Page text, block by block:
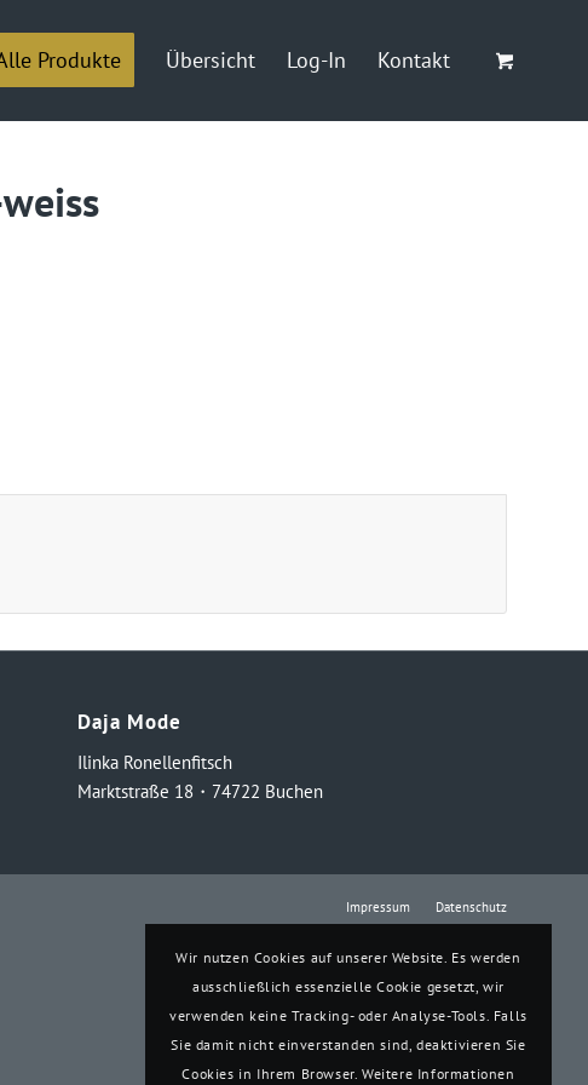
Produkte Übersicht Log-In Kontakt
Daja Mode
Ilinka Ronellenfitsch
Marktstraße 18・74722 Buchen
Impressum Datenschutz
Wir nutzen Cookies auf unserer Website. Es werden
ausschließlich essenzielle Cookie gesetzt, wir
verwenden keine Tracking- oder Analyse-Tools. Falls
Sie damit nicht einverstanden sind, deaktivieren Sie
Cookies in Ihrem Browser. Weitere Informationen